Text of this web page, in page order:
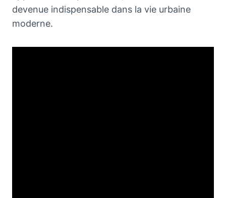
devenue indispensable dans la vie urbaine
moderne.